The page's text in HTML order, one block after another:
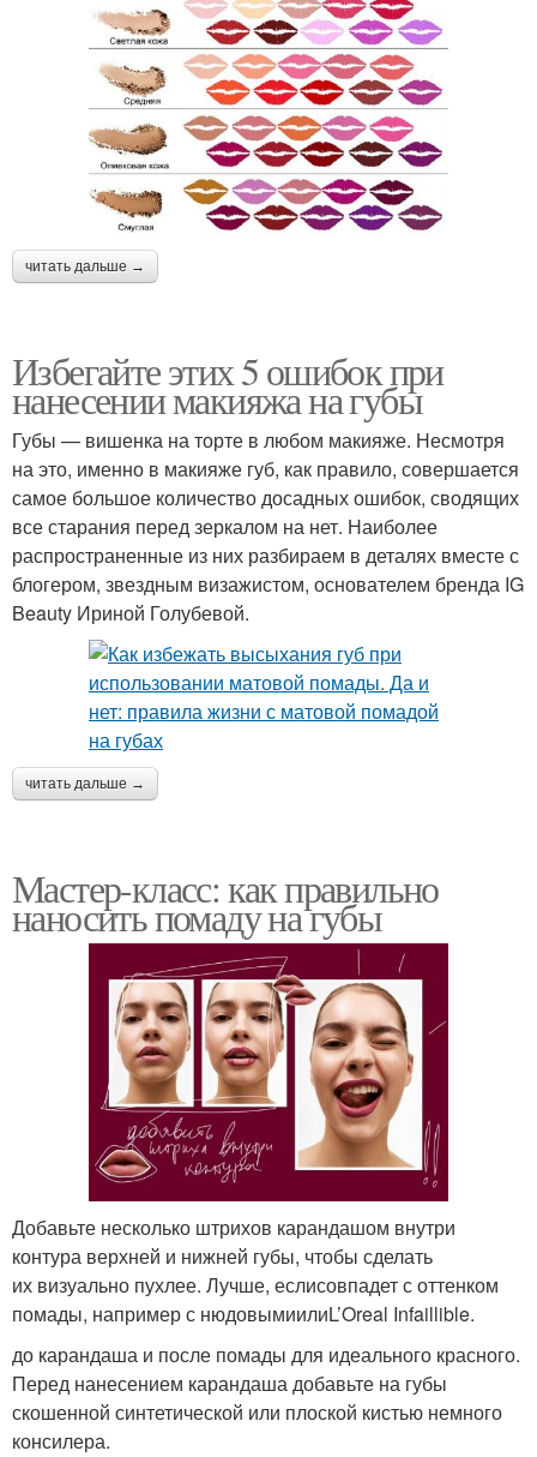
читать дальше →
Избегайте этих 5 ошибок при
нанесении макияжа на губы
Губы — вишенка на торте в любом макияже. Несмотря
на это, именно в макияже губ, как правило, совершается
самое большое количество досадных ошибок, сводящих
все старания перед зеркалом на нет. Наиболее
распространенные из них разбираем в деталях вместе с
блогером, звездным визажистом, основателем бренда IG
Beauty Ириной Голубевой.
читать дальше →
Мастер-класс: как правильно
наносить помаду на губы
Добавьте несколько штрихов карандашом внутри
контура верхней и нижней губы, чтобы сделать
их визуально пухлее. Лучше, еслисовпадет с оттенком
помады, например с нюдовымиилиL’Oreal Infaillible.
до карандаша и после помады для идеального красного.
Перед нанесением карандаша добавьте на губы
скошенной синтетической или плоской кистью немного
консилера.